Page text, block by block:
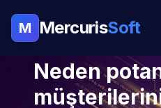
M MercurisSoft
Neden